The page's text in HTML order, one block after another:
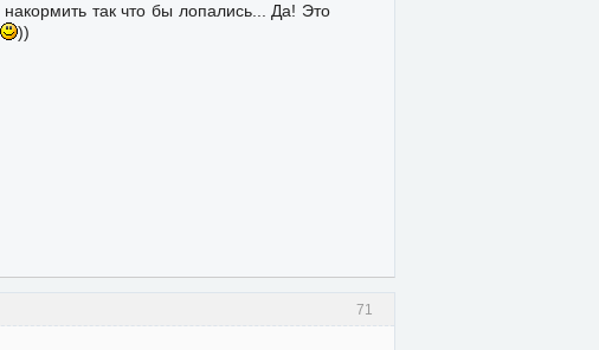
так что бы лопались... Да! Это
))
71